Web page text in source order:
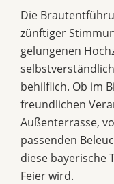
Die
zünftiger
gelungenen
behilflich. Ob im
freundlichen
Außenterrasse,
passenden
diese bayerische
Feier wird.